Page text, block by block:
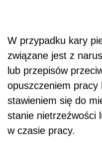
W przypadku kary
związane jest z
lub przepisów
opuszczeniem pracy
stawieniem się do
stanie nietrzeźwości
w czasie pracy.